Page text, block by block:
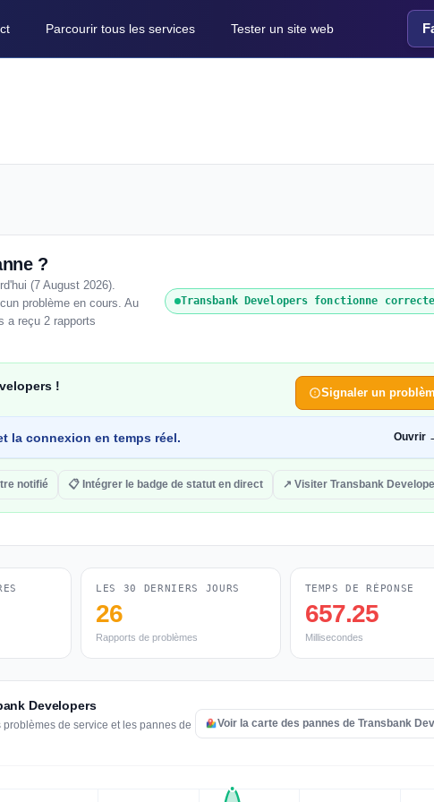
Parcourir tous les services Tester un site web
?
(7 August 2026).
problème en cours. Au
a reçu 2 rapports
Transbank Developers fonctionne
! Signaler un
la connexion en temps réel. Ouvrir
notifié 📋 Intégrer le badge de statut en direct ↗ Visiter Transbank
LES 30 DERNIERS JOURS
26
Rapports de problèmes
TEMPS DE RÉPONSE
657.25
Millisecondes
Developers
de service et les pannes de
Voir la carte des pannes de Transbank